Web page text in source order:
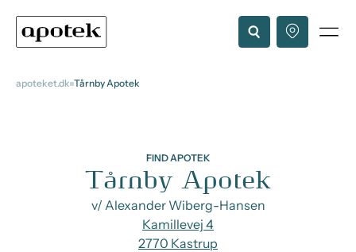
apoteket.dk Tårnby Apotek
FIND APOTEK
Tårnby Apotek
v/ Alexander Wiberg-Hansen
Kamillevej 4
2770 Kastrup